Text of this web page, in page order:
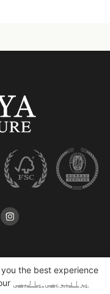
کاپی رائٹ © 2025 ہشان Yumeya Furniture کمپنی ، لمیٹڈ |
the best experience
پرائیویسی پالیسی